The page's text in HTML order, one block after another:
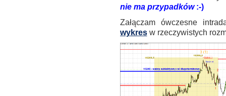
nie ma przypadków:-)
Załączam ówczesne
wykresw rzeczywistych